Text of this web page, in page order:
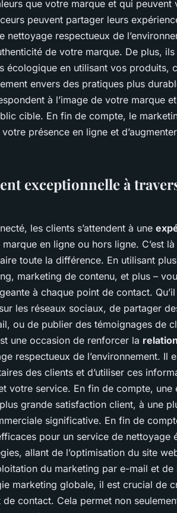
que votre marque et qui peuvent
peuvent partager leurs
nettoyage respectueux de
de votre marque. De plus,
écologique en utilisant vos produits,
envers des pratiques plus
à l’image de votre marque
cible. En fin de compte, le
présence en ligne et
exceptionnelle à
les clients s’attendent à une
en ligne ou hors ligne. C’est là
toute la différence. En utilisant
marketing de contenu, et plus –
à chaque point de contact. Qu’il
les réseaux sociaux, de partager
ou de publier des témoignages de
une occasion de renforcer la
respectueux de l’environnement. Il
des clients et d’utiliser ces
votre service. En fin de compte, une
grande satisfaction client, à une
significative. En fin de
pour un service de nettoyage
allant de l’optimisation du site
du marketing par e-mail et
marketing globale, il est crucial de
contact. Cela permet non